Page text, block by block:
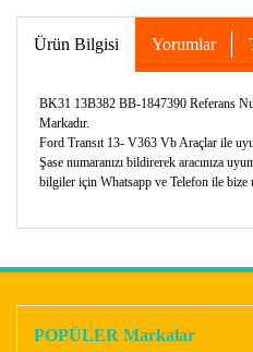
Ürün Bilgisi Yorumlar
BK31 13B382 BB-1847390 Referans
Markadır.
Ford Transıt 13- V363 Vb Araçlar ile
Şase numaranızı bildirerek aracınıza
bilgiler için Whatsapp ve Telefon ile bize
POPÜLER Markalar